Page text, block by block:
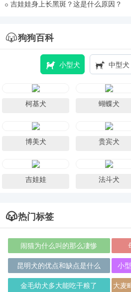
吉娃娃身上长黑斑？这是什么原因？
狗狗百科
小型犬 中型犬
柯基犬 蝴蝶犬
博美犬 贵宾犬
吉娃娃 法斗犬
热门标签
闹猫为什么叫的那么凄惨
昆明犬的优点和缺点是什么 小
金毛幼犬多大能吃干粮了 大麦